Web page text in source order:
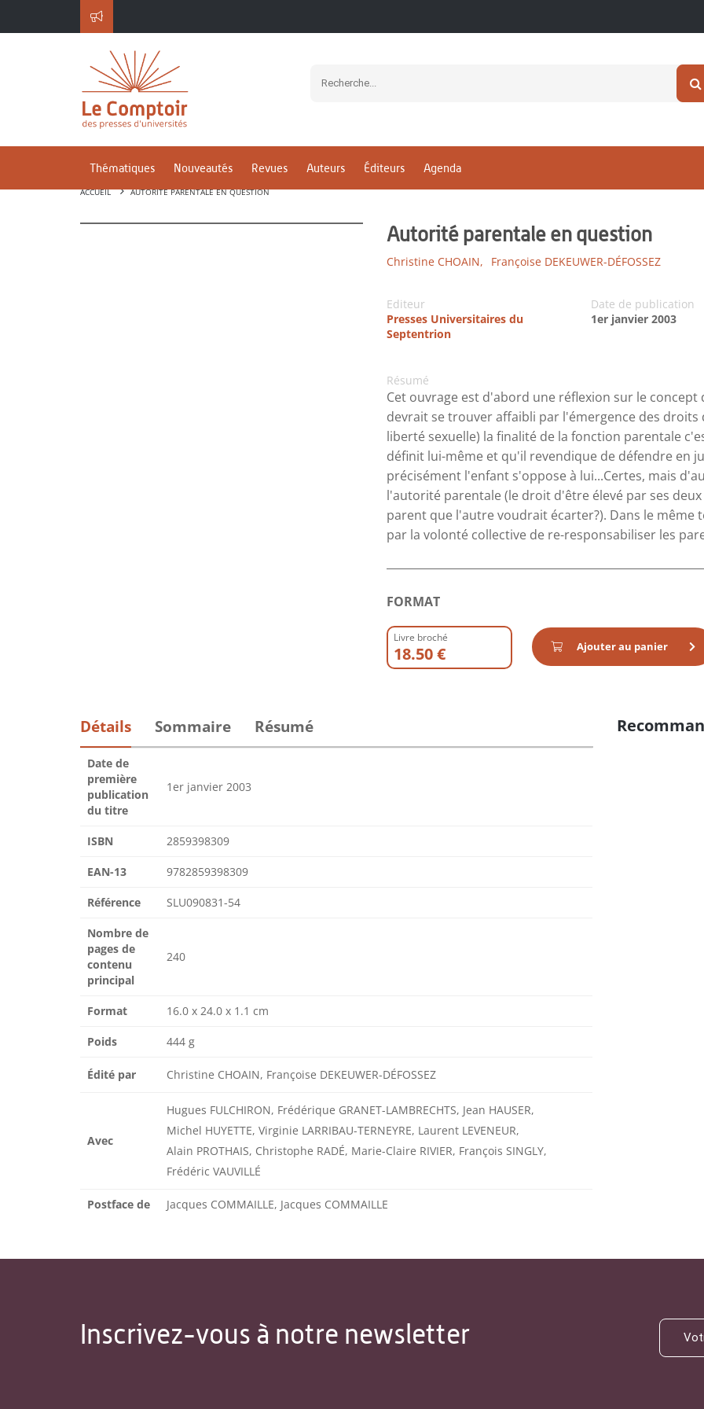
Thématiques Nouveautés Revues Auteurs Éditeurs Agenda
ACCUEIL AUTORITÉ PARENTALE EN QUESTION
Autorité parentale en question
Christine CHOAIN, Françoise DEKEUWER-DÉFOSSEZ
Editeur
Presses Universitaires du
Septentrion
Date de publication
1er janvier 2003
Résumé
Cet ouvrage est d'abord une réflexion sur le
devrait se trouver affaibli par l'émergence des
liberté sexuelle) la finalité de la fonction parentale
définit lui-même et qu'il revendique de défendre en
précisément l'enfant s'oppose à lui...Certes, mais
l'autorité parentale (le droit d'être élevé par ses
parent que l'autre voudrait écarter?). Dans le
par la volonté collective de re-responsabiliser les
FORMAT
Livre broché
18.50 € Ajouter au panier
Détails Sommaire Résumé
Date de
première
publication
du titre
1er janvier 2003
ISBN 2859398309
EAN-13 9782859398309
Référence SLU090831-54
Nombre de
pages de
contenu
principal
240
Format 16.0 x 24.0 x 1.1 cm
Poids 444 g
Édité par Christine CHOAIN, Françoise DEKEUWER-DÉFOSSEZ
Avec
Hugues FULCHIRON, Frédérique GRANET-LAMBRECHTS, Jean HAUSER,
Michel HUYETTE, Virginie LARRIBAU-TERNEYRE, Laurent LEVENEUR,
Alain PROTHAIS, Christophe RADÉ, Marie-Claire RIVIER, François SINGLY,
Frédéric VAUVILLÉ
Postface de Jacques COMMAILLE, Jacques COMMAILLE
Inscrivez-vous à notre newsletter